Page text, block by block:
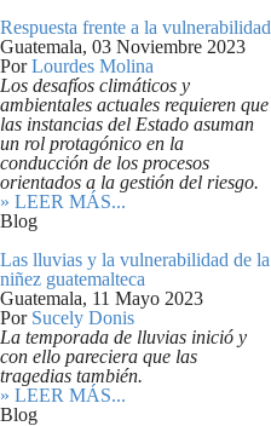
Respuesta frente a la vulnerabilidad
Guatemala, 03 Noviembre 2023
PorLourdes Molina
Los desafíos climáticos y
ambientales actuales requieren que
las instancias del Estado asuman
un rol protagónico en la
conducción de los procesos
orientados a la gestión del riesgo.
» LEER MÁS...
Blog
Las lluvias y la vulnerabilidad de la
niñez guatemalteca
Guatemala, 11 Mayo 2023
Por Sucely Donis
La temporada de lluvias inició y
con ello pareciera que las
tragedias también.
» LEER MÁS...
Blog